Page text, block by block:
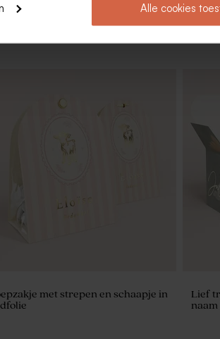
Alle cookies
lolly groene en witte
De
(±
met strepen en schaapje in
Lief